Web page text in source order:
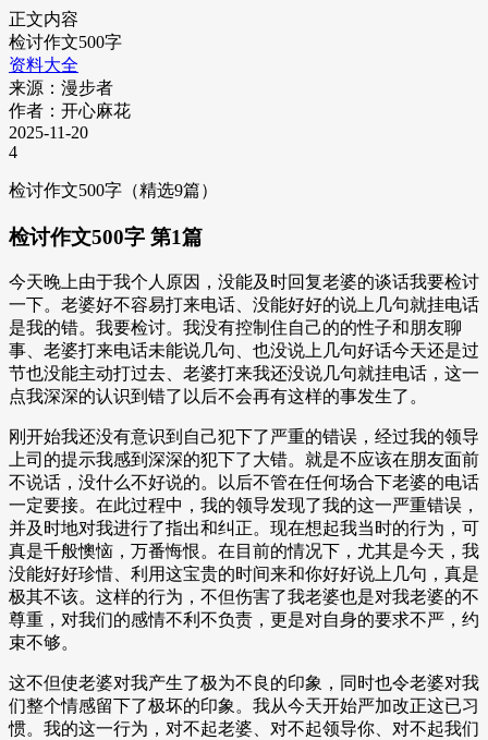
正文内容
检讨作文500字
资料大全
来源：漫步者
作者：开心麻花
2025-11-20
4
检讨作文500字（精选9篇）
检讨作文500字 第1篇
今天晚上由于我个人原因，没能及时回复老婆的谈话我要检讨
一下。老婆好不容易打来电话、没能好好的说上几句就挂电话
是我的错。我要检讨。我没有控制住自己的的性子和朋友聊
事、老婆打来电话未能说几句、也没说上几句好话今天还是过
节也没能主动打过去、老婆打来我还没说几句就挂电话，这一
点我深深的认识到错了以后不会再有这样的事发生了。
刚开始我还没有意识到自己犯下了严重的错误，经过我的领导
上司的提示我感到深深的犯下了大错。就是不应该在朋友面前
不说话，没什么不好说的。以后不管在任何场合下老婆的电话
一定要接。在此过程中，我的领导发现了我的这一严重错误，
并及时地对我进行了指出和纠正。现在想起我当时的行为，可
真是千般懊恼，万番悔恨。在目前的情况下，尤其是今天，我
没能好好珍惜、利用这宝贵的时间来和你好好说上几句，真是
极其不该。这样的行为，不但伤害了我老婆也是对我老婆的不
尊重，对我们的感情不利不负责，更是对自身的要求不严，约
束不够。
这不但使老婆对我产生了极为不良的印象，同时也令老婆对我
们整个情感留下了极坏的印象。我从今天开始严加改正这已习
惯。我的这一行为，对不起老婆、对不起领导你、对不起我们